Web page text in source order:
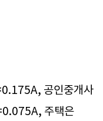
공인중개사
주택은